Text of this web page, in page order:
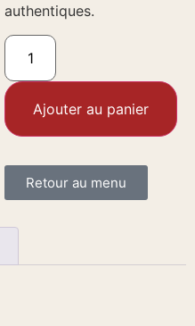
authentiques.
Ajouter au panier
Retour au menu